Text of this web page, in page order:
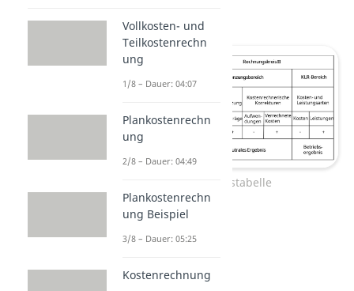
Ergebnistabelle
Vollkosten- und
Teilkostenrechn
ung
1/8 – Dauer: 04:07
Plankostenrechn
ung
2/8 – Dauer: 04:49
Plankostenrechn
ung Beispiel
3/8 – Dauer: 05:25
Kostenrechnung